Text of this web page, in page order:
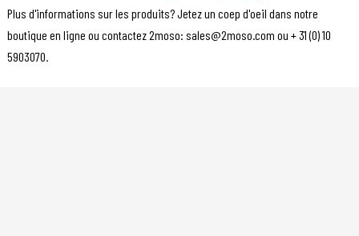
Plus d'informations sur les produits? Jetez un coep d'oeil dans notre
boutique en ligne ou contactez 2moso: sales@2moso.com ou + 31 (0) 10
5903070.